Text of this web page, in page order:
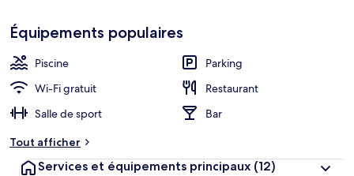
Équipements populaires
Piscine
Parking
Wi-Fi gratuit
Restaurant
Salle de sport
Bar
Tout afficher
Services et équipements principaux (12)